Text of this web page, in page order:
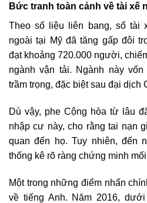
Bức tranh toàn cảnh về tài xế
Theo số liệu liên bang, số
ngoài tại Mỹ đã tăng gấp đôi
đạt khoảng 720.000 người,
ngành vận tải. Ngành này
trầm trọng, đặc biệt sau đại dịch
Dù vậy, phe Cộng hòa từ lâu
nhập cư này, cho rằng tai nạn
quan đến họ. Tuy nhiên, đến
thống kê rõ ràng chứng minh
Một trong những điểm nhấn
về tiếng Anh. Năm 2016,